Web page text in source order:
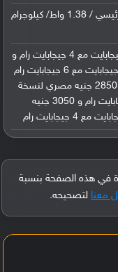
0.67 واط/ كيلوجرام الرئيسي / 1.38 واط/ كيلوجرام
179 يورو لنسخة 64 جيجابايت مع 4 جيجابايت رام و
199 يورو لنسخة 128 جيجابايت مع 6 جيجابايت رام
/ في السوق المصري: 2850 جنيه مصري لنسخة
64 جيجابايت مع 4 جيجابايت رام و 3050 جنيه
في هذه الصفحة بنسبة
معنا لتصحيحه.